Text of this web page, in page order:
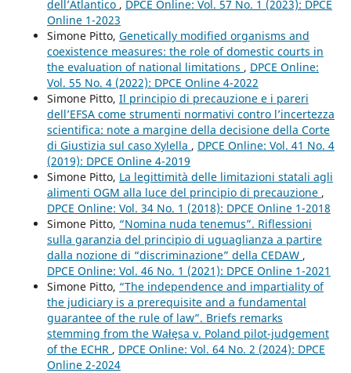
dell’Atlantico , DPCE Online: Vol. 57 No. 1 (2023): DPCE
Online 1-2023
Simone Pitto, Genetically modified organisms and
coexistence measures: the role of domestic courts in
the evaluation of national limitations , DPCE Online:
Vol. 55 No. 4 (2022): DPCE Online 4-2022
Simone Pitto, Il principio di precauzione e i pareri
dell’EFSA come strumenti normativi contro l’incertezza
scientifica: note a margine della decisione della Corte
di Giustizia sul caso Xylella , DPCE Online: Vol. 41 No. 4
(2019): DPCE Online 4-2019
Simone Pitto, La legittimità delle limitazioni statali agli
alimenti OGM alla luce del principio di precauzione ,
DPCE Online: Vol. 34 No. 1 (2018): DPCE Online 1-2018
Simone Pitto, “Nomina nuda tenemus”. Riflessioni
sulla garanzia del principio di uguaglianza a partire
dalla nozione di “discriminazione” della CEDAW ,
DPCE Online: Vol. 46 No. 1 (2021): DPCE Online 1-2021
Simone Pitto, “The independence and impartiality of
the judiciary is a prerequisite and a fundamental
guarantee of the rule of law”. Briefs remarks
stemming from the Wałęsa v. Poland pilot-judgement
of the ECHR , DPCE Online: Vol. 64 No. 2 (2024): DPCE
Online 2-2024